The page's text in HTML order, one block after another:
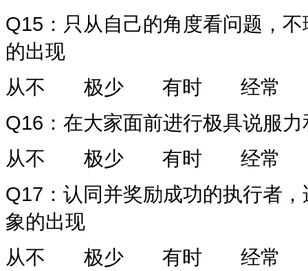
Q15 ：只从自己的角度看问题，
的出现
从不
极少 有时
经常
Q16 ：在大家面前进行极具说服
从不
极少 有时
经常
Q17 ：认同并奖励成功的执行者
象的出现
从不
极少 有时
经常